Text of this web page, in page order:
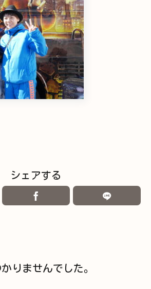
シェアする
りませんでした。